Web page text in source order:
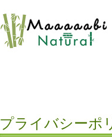
プライバシーポ